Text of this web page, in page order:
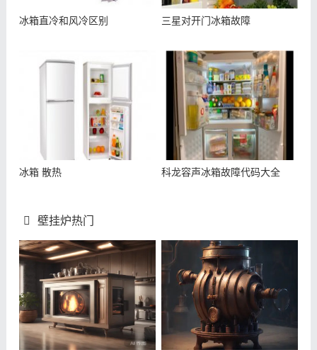
冰箱直冷和风冷区别 三星对开门冰箱故障
冰箱 散热 科龙容声冰箱故障代码大全
壁挂炉热门